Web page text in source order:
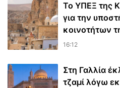
Το ΥΠΕΞ της
για την
κοινοτήτων
16:12
Στη Γαλλία
τζαμί λόγω